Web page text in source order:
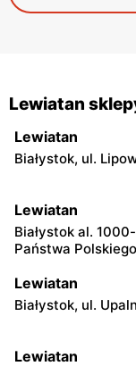
Lewiatan
Lewiatan
Białystok, ul.
Lewiatan
Białystok al.
Państwa
Lewiatan
Białystok, ul.
Lewiatan